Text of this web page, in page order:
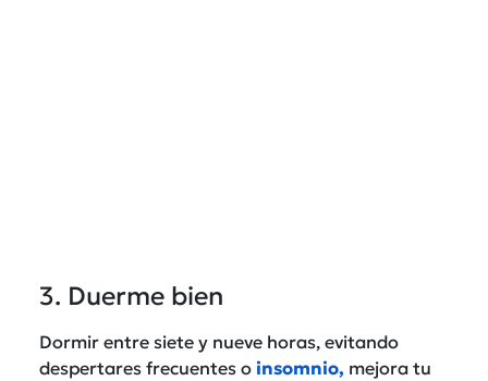
3. Duerme bien
Dormir entre siete y nueve horas, evitando
despertares frecuentes o insomnio, mejora tu